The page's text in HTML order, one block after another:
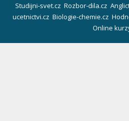
Studijni-svet.cz Rozbor-dila.cz
ucetnictvi.cz Biologie-chemie.cz
Online